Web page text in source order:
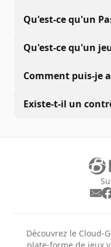
Qu'est-ce qu'un
Qu'est-ce qu'un
Comment puis-je
Existe-t-il un
Découvrez le Cloud-